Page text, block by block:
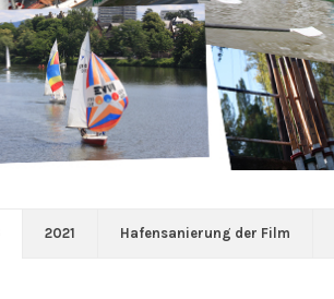
2021 Hafensanierung der Film